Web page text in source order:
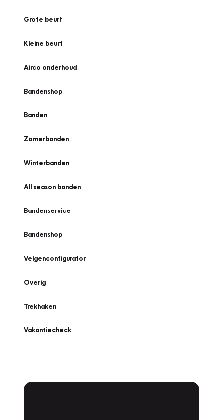
Grote beurt
Kleine beurt
Airco onderhoud
Bandenshop
Banden
Zomerbanden
Winterbanden
All season banden
Bandenservice
Bandenshop
Velgenconfigurator
Overig
Trekhaken
Vakantiecheck